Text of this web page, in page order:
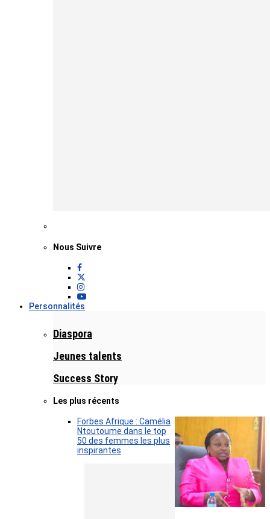
Nous Suivre
Personnalités
Diaspora
Jeunes talents
Success Story
Les plus récents
Forbes Afrique : Camélia
Ntoutoume dans le top
50 des femmes les plus
inspirantes